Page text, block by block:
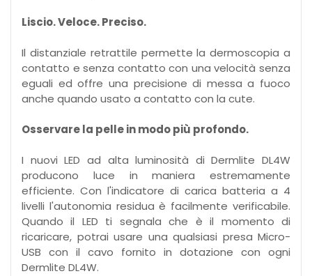
Liscio. Veloce. Preciso.
Il distanziale retrattile permette la dermoscopia a
contatto e senza contatto con una velocità senza
eguali ed offre una precisione di messa a fuoco
anche quando usato a contatto con la cute.
Osservare la pelle in modo più profondo.
I nuovi LED ad alta luminosità di Dermlite DL4W
producono luce in maniera estremamente
efficiente. Con l'indicatore di carica batteria a 4
livelli l'autonomia residua è facilmente verificabile.
Quando il LED ti segnala che è il momento di
ricaricare, potrai usare una qualsiasi presa Micro-
USB con il cavo fornito in dotazione con ogni
Dermlite DL4W.